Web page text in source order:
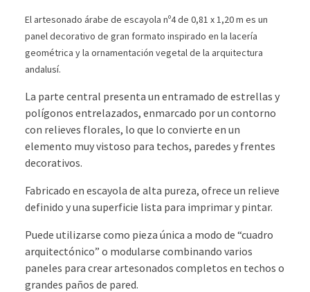
El artesonado árabe de escayola nº4 de 0,81 x 1,20 m es un
panel decorativo de gran formato inspirado en la lacería
geométrica y la ornamentación vegetal de la arquitectura
andalusí.
La parte central presenta un entramado de estrellas y
polígonos entrelazados, enmarcado por un contorno
con relieves florales, lo que lo convierte en un
elemento muy vistoso para techos, paredes y frentes
decorativos.
Fabricado en escayola de alta pureza, ofrece un relieve
definido y una superficie lista para imprimar y pintar.
Puede utilizarse como pieza única a modo de “cuadro
arquitectónico” o modularse combinando varios
paneles para crear artesonados completos en techos o
grandes paños de pared.